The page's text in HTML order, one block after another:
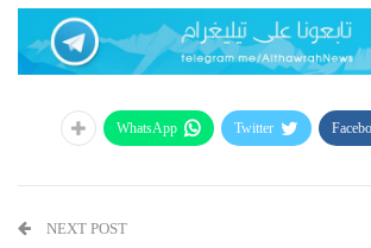
Twitter
WhatsApp
NEXT POST